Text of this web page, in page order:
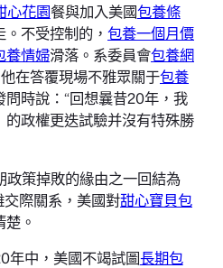
心花園餐與加入美國包養條
不受控制的， 包養一個月價
養情婦滑落。系委員會包養網
在答覆現場不雅眾關于包養
問時說：“回想曩昔20年，我
的政權更迭試驗并沒有特殊勝
政策掉敗的緣由之一回結為
際關系，美國對甜心寶貝包
。
年中，美國不竭試圖長期包